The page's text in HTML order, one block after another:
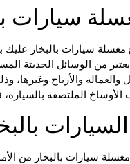
سيارات
سيارات بالبخار عليك
من الوسائل الحديثة
والعمالة والأرباح وغيرها،
الملتصقة بالسيارة،
سيارات بالبخار من